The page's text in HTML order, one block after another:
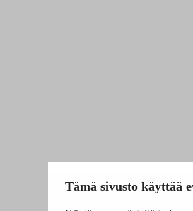
Tämä sivusto käyttää